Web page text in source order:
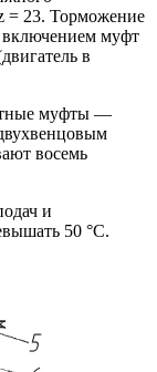
= 23. Торможение
включением муфт
в
муфты —
восемь
и
50 °С.